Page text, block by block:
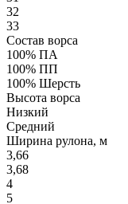
32
33
Состав ворса
100% ПА
100% ПП
100% Шерсть
Высота ворса
Низкий
Средний
Ширина рулона, м
3,66
3,68
4
5